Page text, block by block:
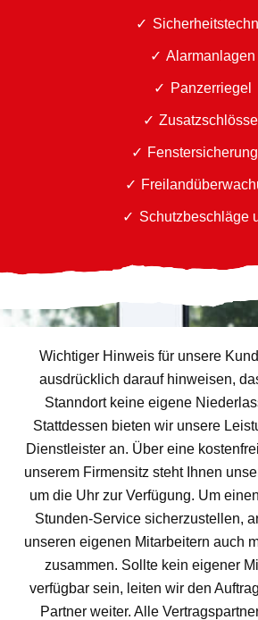
Alarmanlagen
Panzerriegel
Schutzbeschläge
Wichtiger Hinweis für unsere
ausdrücklich darauf hinweisen,
Stanndort keine eigene
Stattdessen bieten wir unsere
Dienstleister an. Über eine
unserem Firmensitz steht Ihnen
um die Uhr zur Verfügung. Um
Stunden-Service sicherzustellen,
unseren eigenen Mitarbeitern auch
zusammen. Sollte kein eigener
verfügbar sein, leiten wir den
Partner weiter. Alle